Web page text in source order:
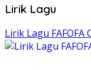
Lirik Lagu
Lirik Lagu FAFOFA